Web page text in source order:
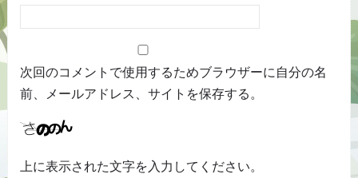
次回のコメントで使用するためブラウザーに自分の名
前、メールアドレス、サイトを保存する。
上に表示された文字を入力してください。